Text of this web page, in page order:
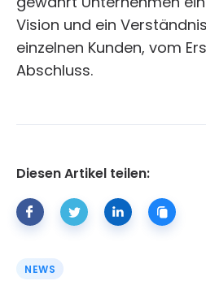
Vision und ein
einzelnen Kunden, vom
Abschluss.
Diesen Artikel teilen:
NEWS